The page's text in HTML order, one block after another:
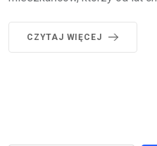
CZYTAJ WIĘCEJ